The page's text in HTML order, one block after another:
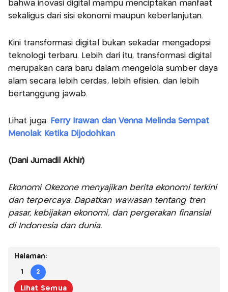
bahwa inovasi digital mampu menciptakan manfaat
sekaligus dari sisi ekonomi maupun keberlanjutan.
Kini transformasi digital bukan sekadar mengadopsi
teknologi terbaru. Lebih dari itu, transformasi digital
merupakan cara baru dalam mengelola sumber daya
alam secara lebih cerdas, lebih efisien, dan lebih
bertanggung jawab.
Lihat juga: Ferry Irawan dan Venna Melinda Sempat
Menolak Ketika Dijodohkan
(Dani Jumadil Akhir)
Ekonomi Okezone menyajikan berita ekonomi terkini
dan terpercaya. Dapatkan wawasan tentang tren
pasar, kebijakan ekonomi, dan pergerakan finansial
di Indonesia dan dunia.
Halaman:
1 2
Lihat Semua